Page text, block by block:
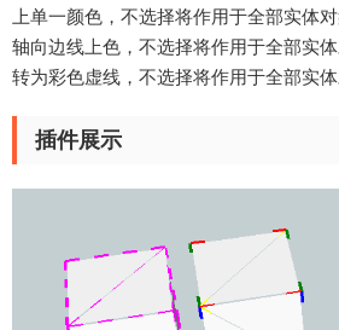
上单一颜色，不选择将作用于全部实体
轴向边线上色，不选择将作用于全部实
转为彩色虚线，不选择将作用于全部实体
插件展示